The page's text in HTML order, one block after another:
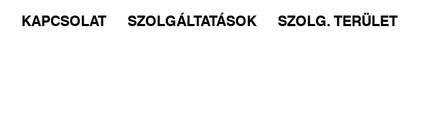
SZOLG. TERÜLET
SZOLGÁLTATÁSOK
KAPCSOLAT